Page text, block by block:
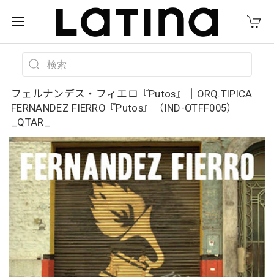
フェルナンデス・フィエロ『Putos』｜ORQ.TIPICA
FERNANDEZ FIERRO『Putos』（IND-OTFF005）
_QTAR_